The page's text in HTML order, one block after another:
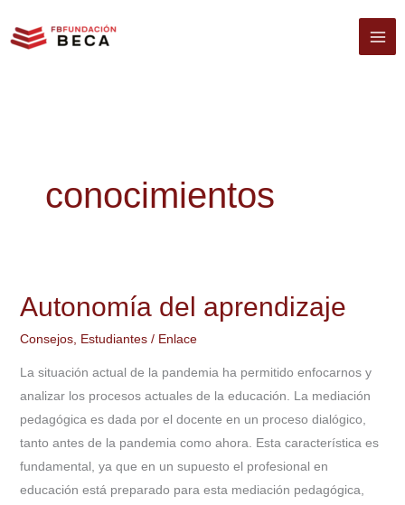
conocimientos
Autonomía del aprendizaje
Consejos, Estudiantes/ Enlace
La situación actual de la pandemia ha permitido enfocarnos y
analizar los procesos actuales de la educación. La mediación
pedagógica es dada por el docente en un proceso dialógico,
tanto antes de la pandemia como ahora. Esta característica es
fundamental, ya que en un supuesto el profesional en
educación está preparado para esta mediación pedagógica,
Autonomía
aprendizaje